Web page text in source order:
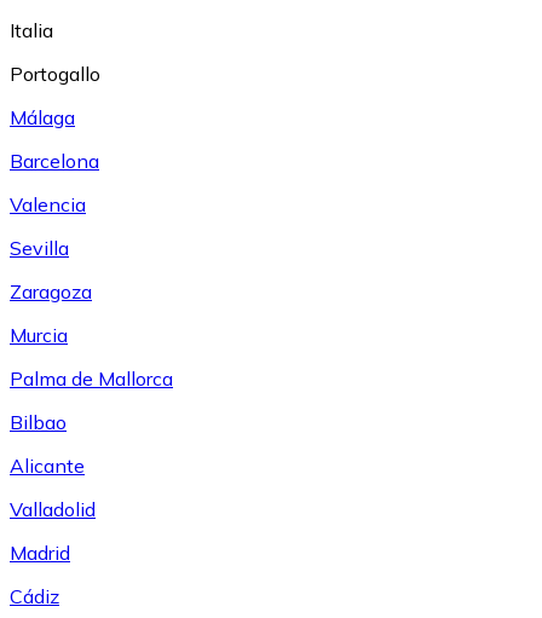
Italia
Portogallo
Málaga
Barcelona
Valencia
Sevilla
Zaragoza
Murcia
Palma de Mallorca
Bilbao
Alicante
Valladolid
Madrid
Cádiz